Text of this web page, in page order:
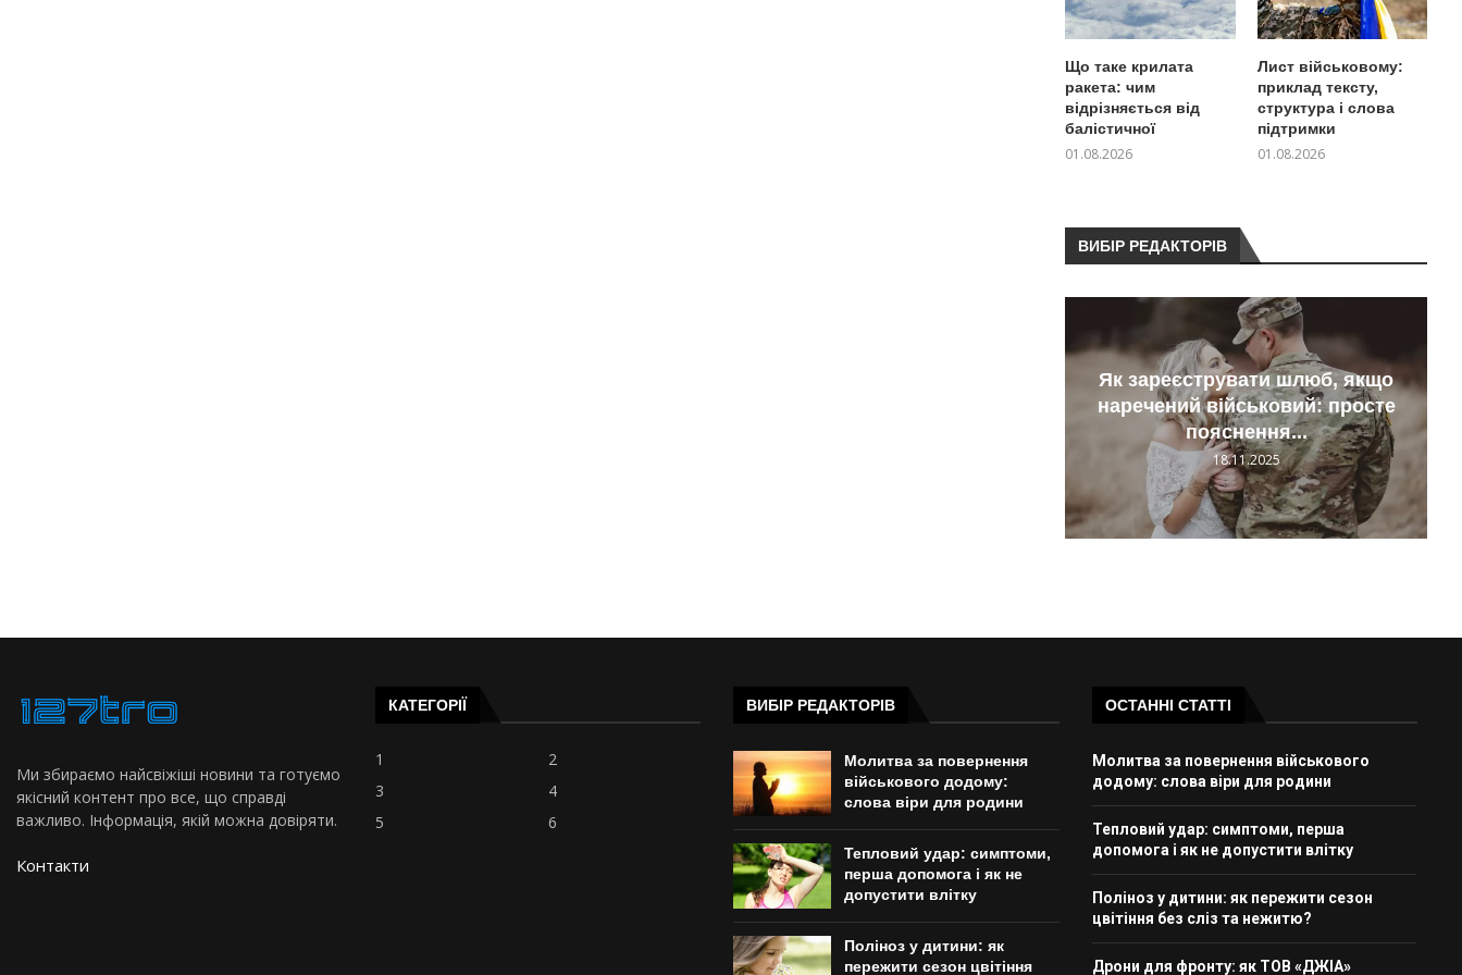
Що таке крилата
ракета: чим
відрізняється від
балістичної
01.08.2026
Лист військовому:
приклад тексту,
структура і слова
підтримки
01.08.2026
ВИБІР РЕДАКТОРІВ
Як зареєструвати шлюб, якщо
наречений військовий: просте
пояснення...
18.11.2025
Ми збираємо найсвіжіші новини та готуємо
якісний контент про все, що справді
важливо. Інформація, якій можна довіряти.
Контакти
КАТЕГОРІЇ
1
2
3
4
5
6
ВИБІР РЕДАКТОРІВ
Молитва за повернення
військового додому:
слова віри для родини
Тепловий удар: симптоми,
перша допомога і як не
допустити влітку
Поліноз у дитини: як
пережити сезон цвітіння
ОСТАННІ СТАТТІ
Молитва за повернення військового
додому: слова віри для родини
Тепловий удар: симптоми, перша
допомога і як не допустити влітку
Поліноз у дитини: як пережити сезон
цвітіння без сліз та нежитю?
Дрони для фронту: як ТОВ «ДЖІА»